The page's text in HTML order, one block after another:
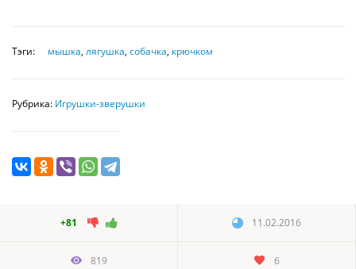
Тэги: мышка, лягушка, собачка, крючком
Рубрика: Игрушки-зверушки
+81 11.02.2016
819 6